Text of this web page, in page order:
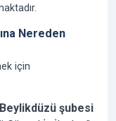
Nereden
için
şubesi